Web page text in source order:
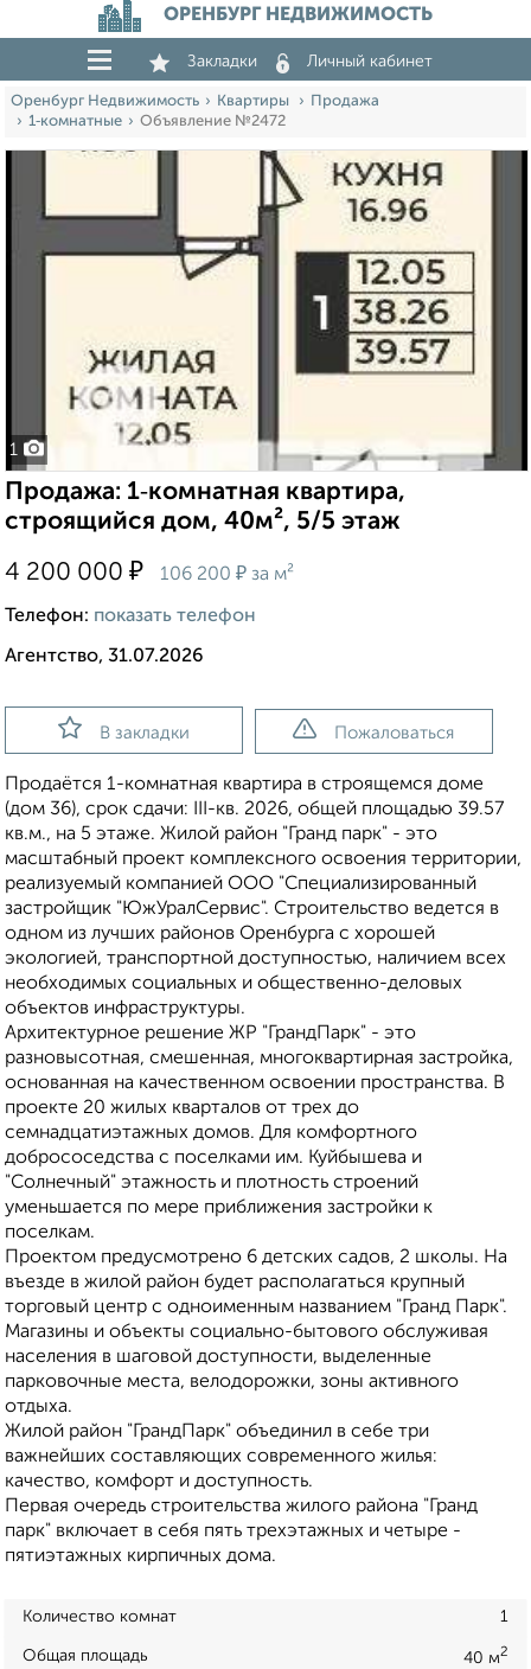
ОРЕНБУРГ НЕДВИЖИМОСТЬ
Закладки Личный кабинет
Оренбург Недвижимость Квартиры
Продажа
1‑комнатные
Объявление №2472
1
Продажа: 1‑комнатная квартира,
строящийся дом, 40м², 5/5 этаж
4 200 000 ₽ 106 200 ₽ за м²
Телефон: показать телефон
Агентство, 31.07.2026
В закладки Пожаловаться
Продаётся 1-комнатная квартира в строящемся доме
(дом 36), срок сдачи: III-кв. 2026, общей площадью 39.57
кв.м., на 5 этаже. Жилой район "Гранд парк" - это
масштабный проект комплексного освоения территории,
реализуемый компанией ООО "Специализированный
застройщик "ЮжУралСервис". Строительство ведется в
одном из лучших районов Оренбурга с хорошей
экологией, транспортной доступностью, наличием всех
необходимых социальных и общественно-деловых
объектов инфраструктуры.
Архитектурное решение ЖР "ГрандПарк" - это
разновысотная, смешенная, многоквартирная застройка,
основанная на качественном освоении пространства. В
проекте 20 жилых кварталов от трех до
семнадцатиэтажных домов. Для комфортного
добрососедства с поселками им. Куйбышева и
"Солнечный" этажность и плотность строений
уменьшается по мере приближения застройки к
поселкам.
Проектом предусмотрено 6 детских садов, 2 школы. На
въезде в жилой район будет располагаться крупный
торговый центр с одноименным названием "Гранд Парк".
Магазины и объекты социально-бытового обслуживая
населения в шаговой доступности, выделенные
парковочные места, велодорожки, зоны активного
отдыха.
Жилой район "ГрандПарк" объединил в себе три
важнейших составляющих современного жилья:
качество, комфорт и доступность.
Первая очередь строительства жилого района "Гранд
парк" включает в себя пять трехэтажных и четыре -
пятиэтажных кирпичных дома.
Количество комнат 1
Общая площадь 40 м2